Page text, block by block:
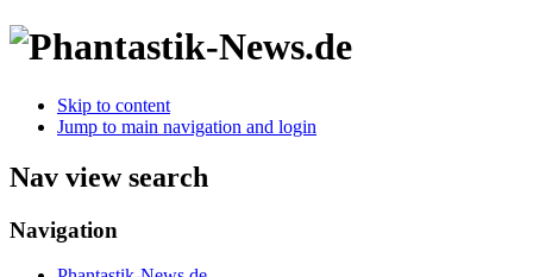
Skip to content
Jump to main navigation and login
Nav view search
Navigation